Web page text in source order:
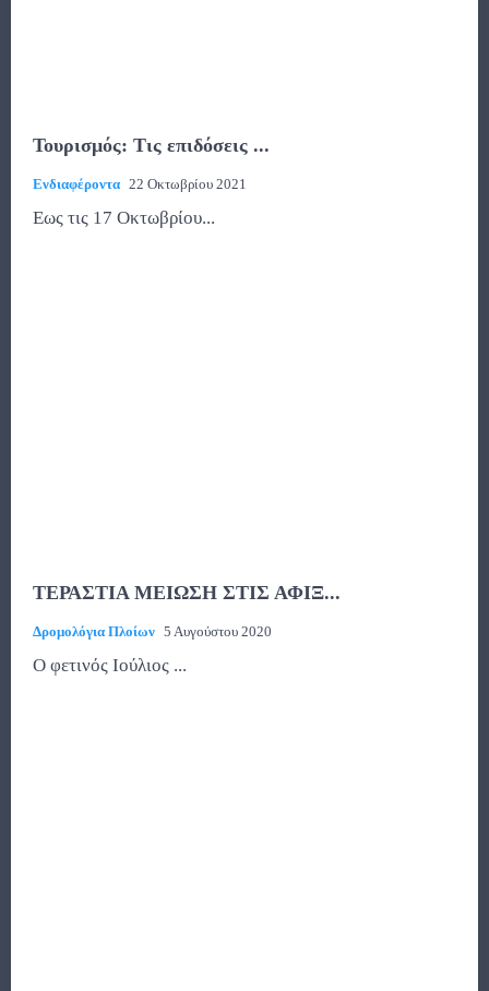
Τουρισμός: Τις επιδόσεις ...
Ενδιαφέροντα 22 Οκτωβρίου 2021
Eως τις 17 Οκτωβρίου...
ΤΕΡΑΣΤΙΑ ΜΕΙΩΣΗ ΣΤΙΣ ΑΦΙΞ...
Δρομολόγια Πλοίων 5 Αυγούστου 2020
Ο φετινός Ιούλιος ...